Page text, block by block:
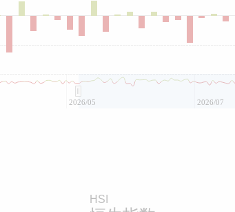
2026/05 2026/07
HSI